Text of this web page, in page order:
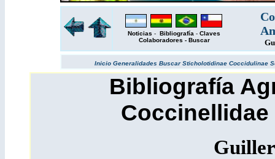
Noticias - Bibliografía - Claves
Colaboradores - Buscar
Inicio Generalidades BuscarSticholotidinae Coccidulinae
Bibliografía
Coccinellidae